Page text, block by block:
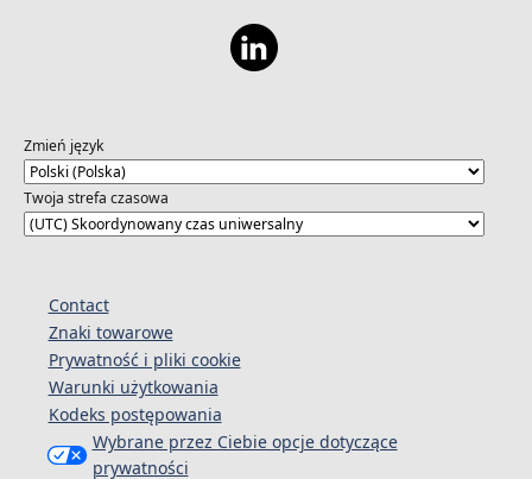
Zmień język
Twoja strefa czasowa
Contact
Znaki towarowe
Prywatność i pliki cookie
Warunki użytkowania
Kodeks postępowania
Wybrane przez Ciebie opcje dotyczące
prywatności